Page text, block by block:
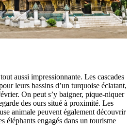
aussi impressionnante. Les cascades
leurs bassins d’un turquoise éclatant,
On peut s’y baigner, pique-niquer
des ours situé à proximité. Les
animale peuvent également découvrir
éléphants engagés dans un tourisme